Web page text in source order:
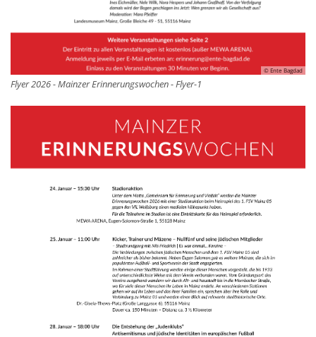
© Ente Bagdad
Flyer 2026 - Mainzer Erinnerungswochen - Flyer-1